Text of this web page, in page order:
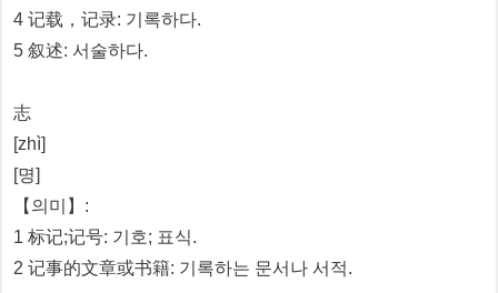
4 记载，记录: 기록하다.
5 叙述: 서술하다.
志
[zhì]
[명]
【의미】:
1 标记;记号: 기호; 표식.
2 记事的文章或书籍: 기록하는 문서나 서적.